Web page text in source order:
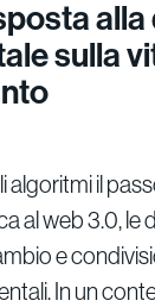
sulla
algoritmi il
al web 3.0, le
e
In un